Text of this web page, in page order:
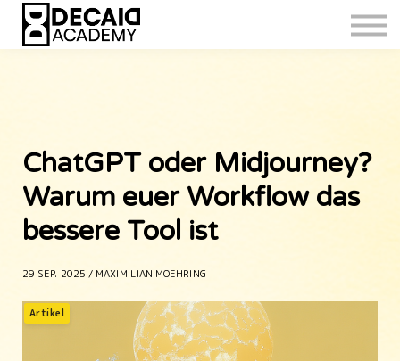
ChatGPT oder Midjourney?
Warum euer Workflow das
bessere Tool ist
29 SEP. 2025 / MAXIMILIAN MOEHRING
Artikel